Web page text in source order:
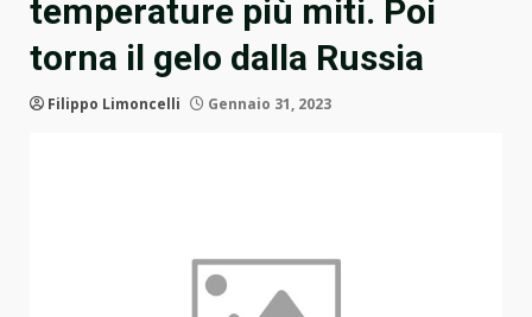
temperature più miti. Poi
torna il gelo dalla Russia
Filippo Limoncelli Gennaio 31, 2023